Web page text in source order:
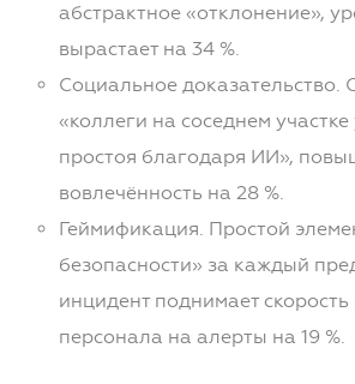
абстрактное «отклонение»,
вырастает на 34 %.
Социальное доказательство.
«коллеги на соседнем
простоя благодаря ИИ»,
вовлечённость на 28 %.
Геймификация. Простой
безопасности» за каждый
инцидент поднимает
персонала на алерты на 19 %.